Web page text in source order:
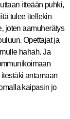
itteään puhki,
tulee itellekin
joten aamuherätys
Opettajat ja
hahah. Ja
antamaan
kaipasin jo